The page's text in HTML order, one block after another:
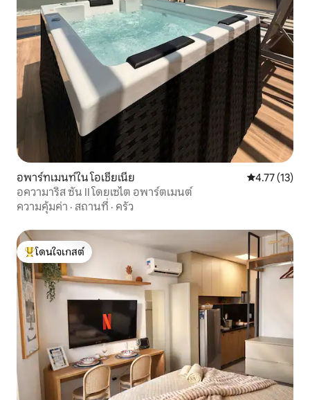
อพาร์ทเมนท์ใน โอเชียเนีย คะแนนเฉลี่ย
4.77 (13)
อความาริส ซัน II โดยเซไต อพาร์ตเมนต์
ความคุ้มค่า · สถานที่ · ครัว
โดนใจเกสต์ที่สุด
โดนใจเกสต์